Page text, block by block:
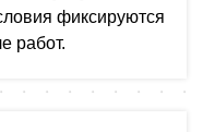
фиксируются
работ.